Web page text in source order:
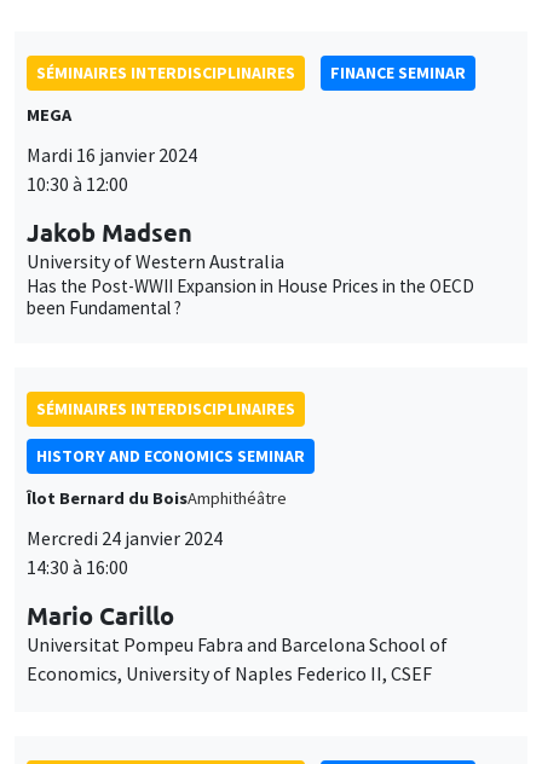
SÉMINAIRES INTERDISCIPLINAIRES
FINANCE SEMINAR
MEGA
Mardi 16 janvier 2024
10:30 à 12:00
Jakob Madsen
University of Western Australia
Has the Post-WWII Expansion in House Prices in the OECD
been Fundamental ?
SÉMINAIRES INTERDISCIPLINAIRES
HISTORY AND ECONOMICS SEMINAR
Îlot Bernard du BoisAmphithéâtre
Mercredi 24 janvier 2024
14:30 à 16:00
Mario Carillo
Universitat Pompeu Fabra and Barcelona School of
Economics, University of Naples Federico II, CSEF